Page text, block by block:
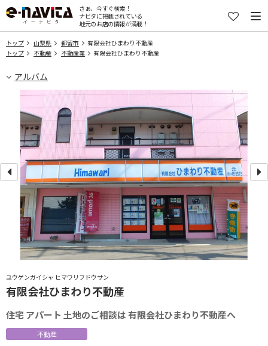
さぁ、今すぐ検索！
ナビタに掲載されている
地元のお店の情報が満載！
トップ 山梨県 都留市
有限会社ひまわり不動産
トップ
不動産 不動産業 有限会社ひまわり不動産
アルバム
ユウゲンガイシャ ヒマワリフドウサン
有限会社ひまわり不動産
住宅 アパート 土地のご相談は 有限会社ひまわり不動産へ
不動産